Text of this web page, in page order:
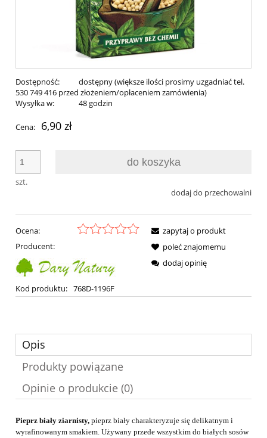
Dostępność:
dostępny (większe ilości prosimy uzgadniać tel.
530 749 416 przed złożeniem/opłaceniem zamówienia)
Wysyłka w:
48 godzin
Cena: 6,90 zł
szt.
do koszyka
dodaj do przechowalni
Ocena:
Producent:
Kod produktu: 768D-1196F
zapytaj o produkt
poleć znajomemu
dodaj opinię
Opis
Produkty powiązane
Opinie o produkcie (0)
Pieprz biały ziarnisty, pieprz biały charakteryzuje się delikatnym i
wyrafinowanym smakiem. Używany przede wszystkim do białych sosów